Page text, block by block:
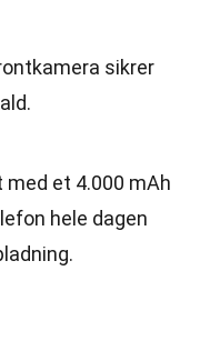
sikrer
med et 4.000 mAh
hele dagen